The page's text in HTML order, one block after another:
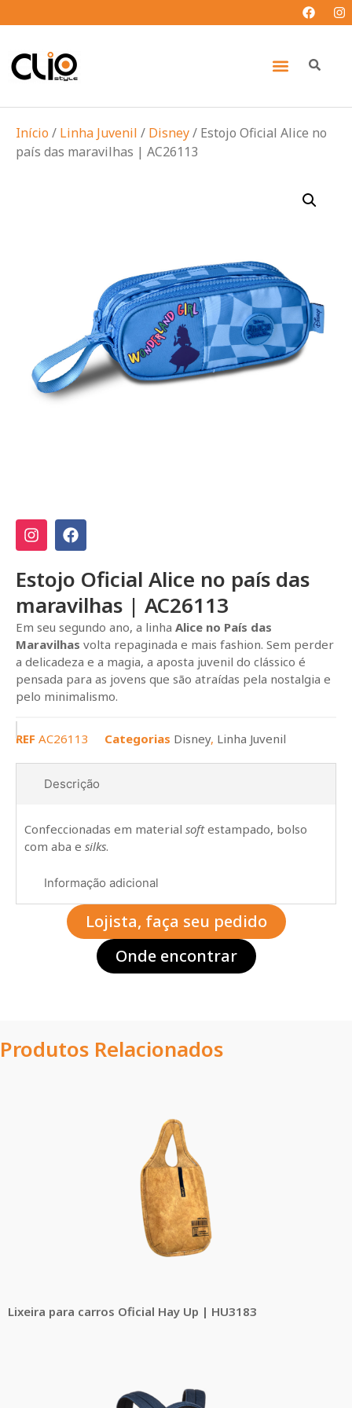
Início / Linha Juvenil / Disney/ Estojo Oficial Alice no
país das maravilhas | AC26113
Estojo Oficial Alice no país das
maravilhas | AC26113
Em seu segundo ano, a linha Alice no País das
Maravilhas volta repaginada e mais fashion. Sem perder
a delicadeza e a magia, a aposta juvenil do clássico é
pensada para as jovens que são atraídas pela nostalgia e
pelo minimalismo.
REF AC26113 Categorias Disney, Linha Juvenil
Descrição
Informação adicional
Confeccionadas em material softestampado, bolso
com aba e silks.
Lojista, faça seu pedido
Onde encontrar
Produtos Relacionados
Lixeira para carros Oficial Hay Up | HU3183